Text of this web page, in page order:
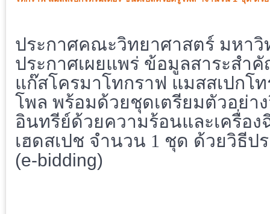
ประกาศคณะวิทยาศาสตร์ มหาวิ
ประกาศเผยแพร่ ข้อมูลสาระสำ
แก๊สโครมาโทกราฟ แมสสเปกโ
โพล พร้อมด้วยชุดเตรียมตัวอย่าง
อินทรีย์ด้วยความร้อนและเครื่อ
เฮดสเปช จำนวน 1 ชุด ด้วยวิธีป
(e-bidding)